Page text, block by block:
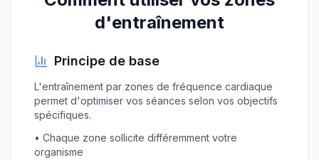
d'entraînement
Principe de base
L'entraînement par zones de fréquence cardiaque
permet d'optimiser vos séances selon vos objectifs
spécifiques.
• Chaque zone sollicite différemment votre
organisme